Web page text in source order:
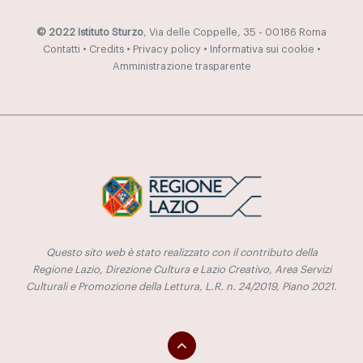
© 2022 Istituto Sturzo, Via delle Coppelle, 35 - 00186 Roma
Contatti • Credits• Privacy policy• Informativa sui cookie •
Amministrazione trasparente
Questo sito web è stato realizzato con il contributo della
Regione Lazio, Direzione Cultura e Lazio Creativo, Area Servizi
Culturali e Promozione della Lettura, L.R. n. 24/2019, Piano 2021.